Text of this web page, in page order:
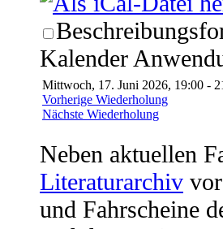
Kalender
Mittwoch, 17. Juni 2026, 19:00 -
Vorherige Wiederholung
Nächste Wiederholung
Neben aktuellen
Literaturarchiv
und Fahrscheine